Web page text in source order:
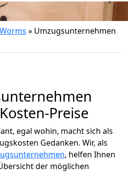
» Umzugsunternehmen
Preise
egal wohin, macht sich als
Gedanken. Wir, als
, helfen Ihnen
der möglichen